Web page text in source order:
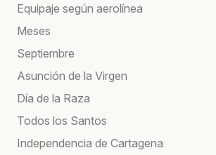
Equipaje según aerolínea
Meses
Septiembre
Asunción de la Virgen
Día de la Raza
Todos los Santos
Independencia de Cartagena